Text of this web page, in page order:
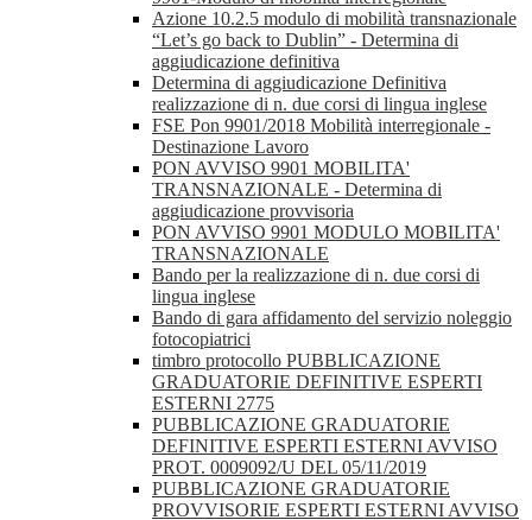
Azione 10.2.5 modulo di mobilità transnazionale
“Let’s go back to Dublin” - Determina di
aggiudicazione definitiva
Determina di aggiudicazione Definitiva
realizzazione di n. due corsi di lingua inglese
FSE Pon 9901/2018 Mobilità interregionale -
Destinazione Lavoro
PON AVVISO 9901 MOBILITA'
TRANSNAZIONALE - Determina di
aggiudicazione provvisoria
PON AVVISO 9901 MODULO MOBILITA'
TRANSNAZIONALE
Bando per la realizzazione di n. due corsi di
lingua inglese
Bando di gara affidamento del servizio noleggio
fotocopiatrici
timbro protocollo PUBBLICAZIONE
GRADUATORIE DEFINITIVE ESPERTI
ESTERNI 2775
PUBBLICAZIONE GRADUATORIE
DEFINITIVE ESPERTI ESTERNI AVVISO
PROT. 0009092/U DEL 05/11/2019
PUBBLICAZIONE GRADUATORIE
PROVVISORIE ESPERTI ESTERNI AVVISO